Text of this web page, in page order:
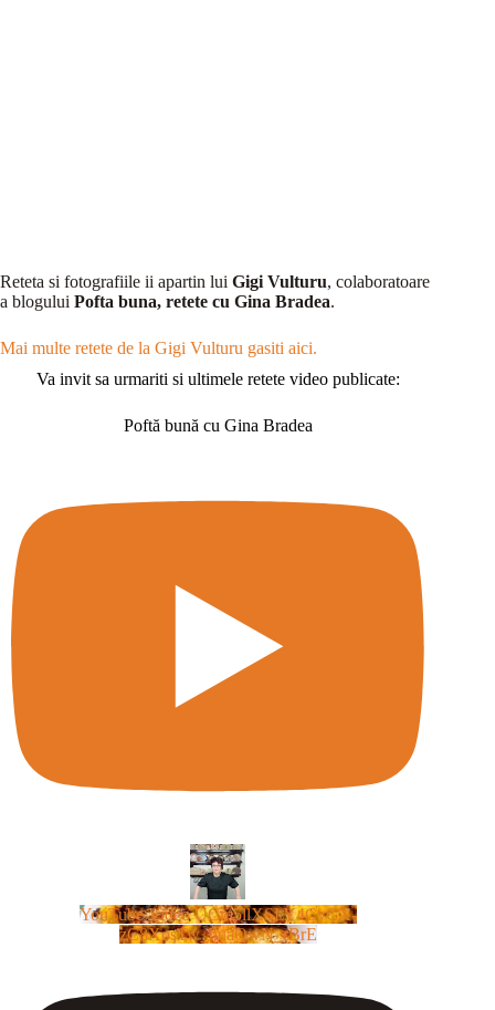
Reteta si fotografiile ii apartin lui Gigi Vulturu, colaboratoare
a blogului Pofta buna, retete cu Gina Bradea.
Mai multe retete de la Gigi Vulturu gasiti aici.
Va invit sa urmariti si ultimele retete video publicate:
Poftă bună cu Gina Bradea
YouTube Video UCm5llXSLY4CyCX-
zC8XosTw_huaQwN_rBrE